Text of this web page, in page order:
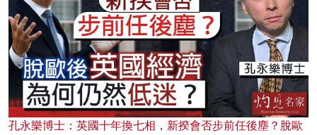
孔永樂博士：英國十年換七相，新揆會否步前任後塵？脫歐